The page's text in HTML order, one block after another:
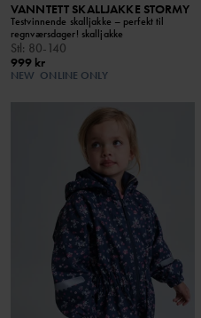
VANNTETT SKALLJAKKE STORMY
Testvinnende skalljakke – perfekt til
regnværsdager! skalljakke
Stl : 80-140
999 kr
NEW ONLINE ONLY